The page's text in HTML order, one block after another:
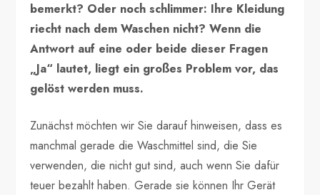
bemerkt? Oder noch schlimmer: Ihre Kleidung
riecht nach dem Waschen nicht? Wenn die
Antwort auf eine oder beide dieser Fragen
„Ja“ lautet, liegt ein großes Problem vor, das
gelöst werden muss.
Zunächst möchten wir Sie darauf hinweisen, dass es
manchmal gerade die Waschmittel sind, die Sie
verwenden, die nicht gut sind, auch wenn Sie dafür
teuer bezahlt haben. Gerade sie können Ihr Gerät